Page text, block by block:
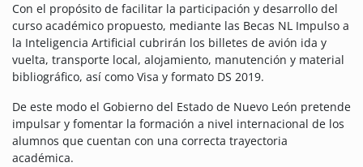
Con el propósito de facilitar la participación y desarrollo del
curso académico propuesto, mediante las Becas NL Impulso a
la Inteligencia Artificial cubrirán los billetes de avión ida y
vuelta, transporte local, alojamiento, manutención y material
bibliográfico, así como Visa y formato DS 2019.
De este modo el Gobierno del Estado de Nuevo León pretende
impulsar y fomentar la formación a nivel internacional de los
alumnos que cuentan con una correcta trayectoria
académica.